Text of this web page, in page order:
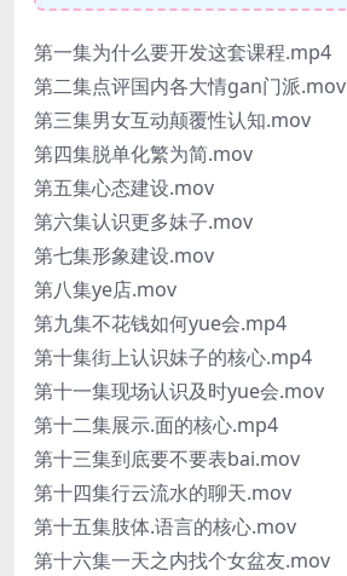
第一集为什么要开发这套课程.mp4
第二集点评国内各大情gan门派.mov
第三集男女互动颠覆性认知.mov
第四集脱单化繁为简.mov
第五集心态建设.mov
第六集认识更多妹子.mov
第七集形象建设.mov
第八集ye店.mov
第九集不花钱如何yue会.mp4
第十集街上认识妹子的核心.mp4
第十一集现场认识及时yue会.mov
第十二集展示.面的核心.mp4
第十三集到底要不要表bai.mov
第十四集行云流水的聊天.mov
第十五集肢体.语言的核心.mov
第十六集一天之内找个女盆友.mov